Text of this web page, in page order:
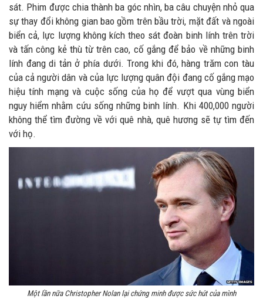
sát. Phim được chia thành ba góc nhìn, ba câu chuyện nhỏ qua
sự thay đổi không gian bao gồm trên bầu trời, mặt đất và ngoài
biển cả, lực lượng không kích theo sát đoàn binh lính trên trời
và tấn công kẻ thù từ trên cao, cố gắng để bảo về những binh
lính đang di tản ở phía dưới. Trong khi đó, hàng trăm con tàu
của cả người dân và của lực lượng quân đội đang cố gắng mạo
hiệu tính mạng và cuộc sống của họ để vượt qua vùng biển
nguy hiểm nhằm cứu sống những binh lính. Khi 400,000 người
không thể tìm đường về với quê nhà, quê hương sẽ tự tìm đến
với họ.
Một lần nữa Christopher Nolan lại chứng minh được sức hút của mình